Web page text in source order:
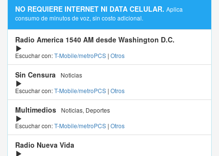
NO REQUIERE INTERNET NI DATA CELULAR. Aplica
consumo de minutos de voz, sin costo adicional.
Radio America 1540 AM desde Washington D.C.
Escuchar con:T-Mobile/metroPCS | Otros
Sin Censura
Noticias
Escuchar con:T-Mobile/metroPCS | Otros
Multimedios
Noticias, Deportes
Escuchar con:T-Mobile/metroPCS | Otros
Radio Nueva Vida